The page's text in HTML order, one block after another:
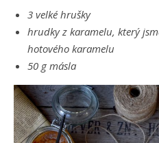
3 velké hrušky
hrudky z karamelu, který
hotového karamelu
50 g másla